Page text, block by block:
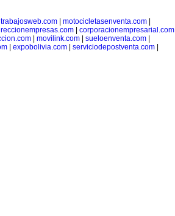
trabajosweb.com motocicletasenventa.com
corporacionempresarial.com
movilink.com sueloenventa.com
| expobolivia.com| serviciodepostventa.com|